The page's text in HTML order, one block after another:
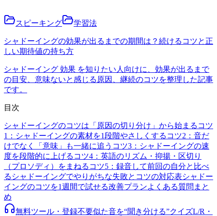
スピーキング 学習法
シャドーイングの効果が出るまでの期間は？続けるコツと正
しい期待値の持ち方
シャドーイング 効果 を知りたい人向けに、効果が出るまで
の目安、意味ないと感じる原因、継続のコツを整理した記事
です。
目次
シャドーイングのコツは「原因の切り分け」から始まる コツ
1：シャドーイングの素材を1段階やさしくする コツ2：音だ
けでなく「意味」も一緒に追う コツ3：シャドーイングの速
度を段階的に上げる コツ4：英語のリズム・抑揚・区切り
（プロソディ）をまねる コツ5：録音して前回の自分と比べ
る シャドーイングでやりがちな失敗とコツの対応表シャドー
イングのコツを1週間で試せる改善プランよくある質問 まと
め
無料ツール・登録不要似た音を“聞き分ける”クイズL/R・